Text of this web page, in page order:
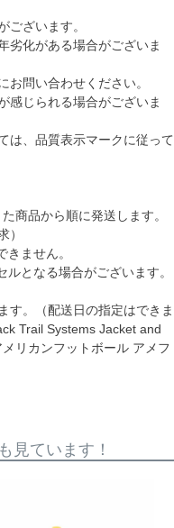
ございます。
劣化がある場合がございま
問い合わせください。
感じられる場合がございま
は、品質表示マークに従って
商品から順に発送します。
）
ません。
となる場合がございます。
す。（配送日の指定はできま
Trail Systems Jacket and
リカンフットボール アメフ
見ています！